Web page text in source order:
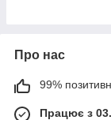
Про нас
99%
Працює з